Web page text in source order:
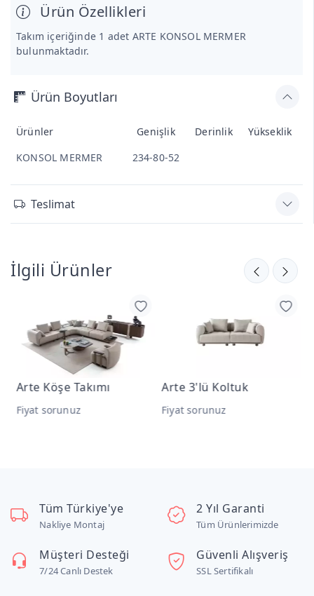
Ürün Özellikleri
Takım içeriğinde 1 adet ARTE KONSOL MERMER
bulunmaktadır.
Ürün Boyutları
Ürünler Genişlik Derinlik
Yükseklik
KONSOL MERMER
234-80-52
Teslimat
İlgili Ürünler
Arte Köşe Takımı
Fiyat sorunuz
Arte 3'lü Koltuk
Fiyat sorunuz
Tüm Türkiye'ye
Nakliye Montaj
2 Yıl Garanti
Tüm Ürünlerimizde
Müşteri Desteği
7/24 Canlı Destek
Güvenli Alışveriş
SSL Sertifikalı